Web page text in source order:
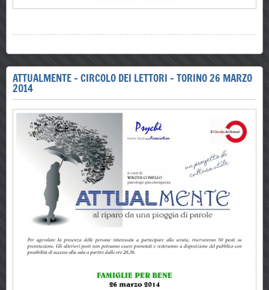
ATTUALMENTE - CIRCOLO DEI LETTORI - TORINO 26 MARZO
2014